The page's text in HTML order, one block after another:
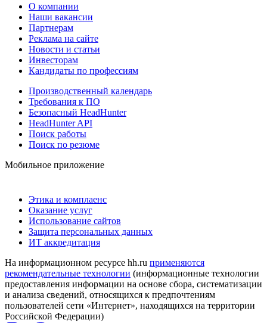
О компании
Наши вакансии
Партнерам
Реклама на сайте
Новости и статьи
Инвесторам
Кандидаты по профессиям
Производственный календарь
Требования к ПО
Безопасный HeadHunter
HeadHunter API
Поиск работы
Поиск по резюме
Мобильное приложение
Этика и комплаенс
Оказание услуг
Использование сайтов
Защита персональных данных
ИТ аккредитация
На информационном ресурсе hh.ru применяются
рекомендательные технологии (информационные технологии
предоставления информации на основе сбора, систематизации
и анализа сведений, относящихся к предпочтениям
пользователей сети «Интернет», находящихся на территории
Российской Федерации)